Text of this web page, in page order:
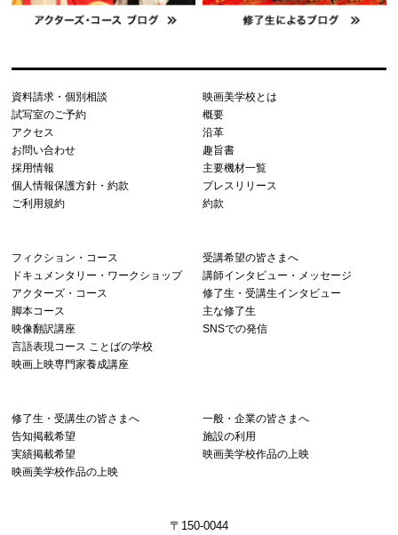
資料請求・個別相談
試写室のご予約
アクセス
お問い合わせ
採用情報
個人情報保護方針・約款
ご利用規約
映画美学校とは
概要
沿革
趣旨書
主要機材一覧
プレスリリース
約款
フィクション・コース
ドキュメンタリー・ワークショップ
アクターズ・コース
脚本コース
映像翻訳講座
言語表現コース ことばの学校
映画上映専門家養成講座
受講希望の皆さまへ
講師インタビュー・メッセージ
修了生・受講生インタビュー
主な修了生
SNSでの発信
修了生・受講生の皆さまへ
告知掲載希望
実績掲載希望
映画美学校作品の上映
一般・企業の皆さまへ
施設の利用
映画美学校作品の上映
〒150-0044